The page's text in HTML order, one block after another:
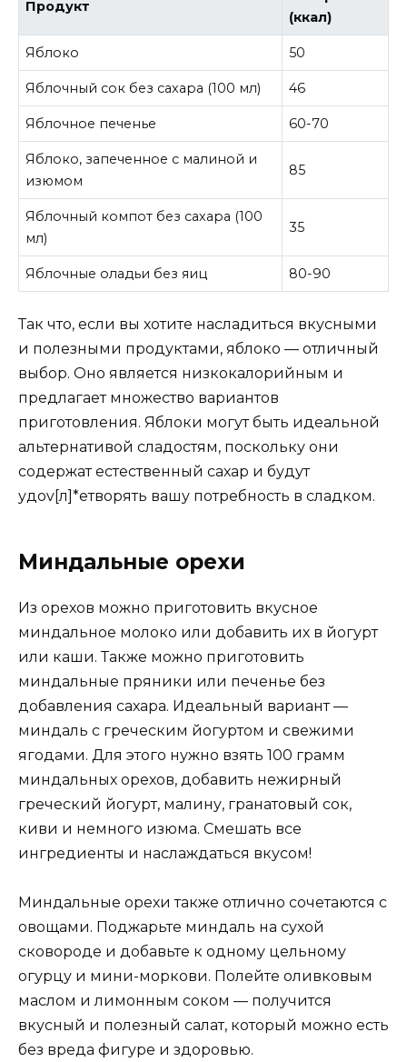
Продукт
(ккал)
Яблоко 50
Яблочный сок без сахара (100 мл) 46
Яблочное печенье 60-70
Яблоко, запеченное с малиной и
изюмом
85
Яблочный компот без сахара (100
мл)
35
Яблочные оладьи без яиц 80-90
Так что, если вы хотите насладиться вкусными
и полезными продуктами, яблоко — отличный
выбор. Оно является низкокалорийным и
предлагает множество вариантов
приготовления. Яблоки могут быть идеальной
альтернативой сладостям, поскольку они
содержат естественный сахар и будут
удov[л]*етворять вашу потребность в сладком.
Миндальные орехи
Из орехов можно приготовить вкусное
миндальное молоко или добавить их в йогурт
или каши. Также можно приготовить
миндальные пряники или печенье без
добавления сахара. Идеальный вариант —
миндаль с греческим йогуртом и свежими
ягодами. Для этого нужно взять 100 грамм
миндальных орехов, добавить нежирный
греческий йогурт, малину, гранатовый сок,
киви и немного изюма. Смешать все
ингредиенты и наслаждаться вкусом!
Миндальные орехи также отлично сочетаются с
овощами. Поджарьте миндаль на сухой
сковороде и добавьте к одному цельному
огурцу и мини-моркови. Полейте оливковым
маслом и лимонным соком — получится
вкусный и полезный салат, который можно есть
без вреда фигуре и здоровью.